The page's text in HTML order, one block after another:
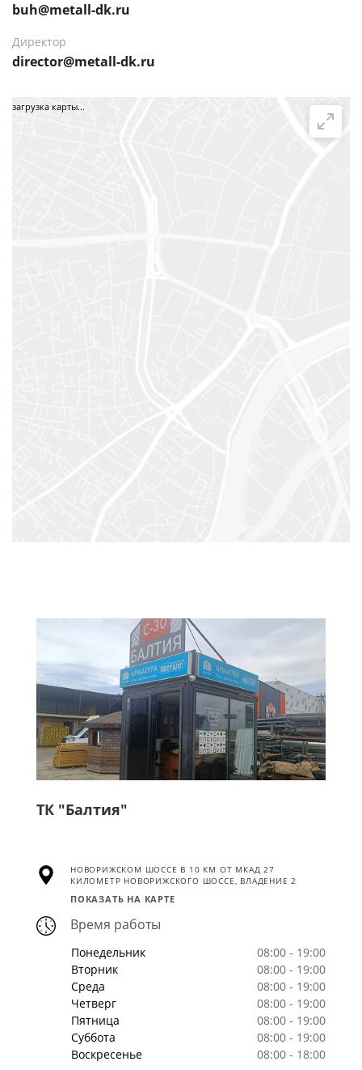
buh@metall-dk.ru
Директор
director@metall-dk.ru
загрузка карты...
ТК "Балтия"
НОВОРИЖСКОМ ШОССЕ В 10 КМ ОТ МКАД 27
КИЛОМЕТР НОВОРИЖСКОГО ШОССЕ, ВЛАДЕНИЕ 2
ПОКАЗАТЬ НА КАРТЕ
Время работы
Понедельник
08:00 - 19:00
Вторник
08:00 - 19:00
Среда
08:00 - 19:00
Четверг
08:00 - 19:00
Пятница
08:00 - 19:00
Суббота
08:00 - 19:00
Воскресенье
08:00 - 18:00